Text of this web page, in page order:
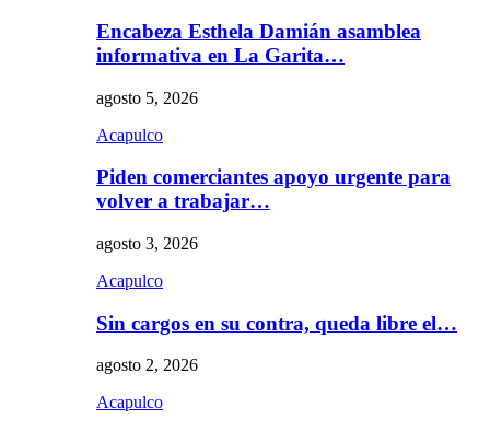
Encabeza Esthela Damián asamblea
informativa en La Garita…
agosto 5, 2026
Acapulco
Piden comerciantes apoyo urgente para
volver a trabajar…
agosto 3, 2026
Acapulco
Sin cargos en su contra, queda libre el…
agosto 2, 2026
Acapulco